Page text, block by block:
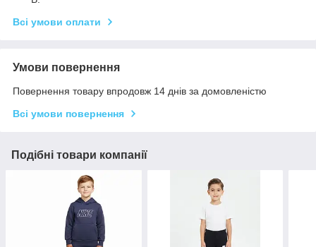
Всі умови оплати
Умови повернення
Повернення товару впродовж 14 днів за домовленістю
Всі умови повернення
Подібні товари компанії